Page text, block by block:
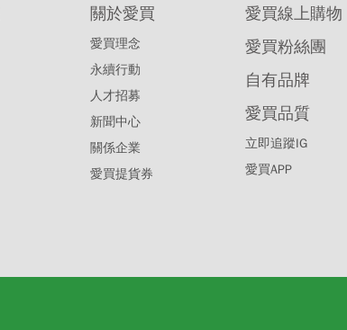
關於愛買
愛買理念
永續行動
人才招募
新聞中心
關係企業
愛買提貨券
愛買線上購物
愛買粉絲團
自有品牌
愛買品質
立即追蹤IG
愛買APP